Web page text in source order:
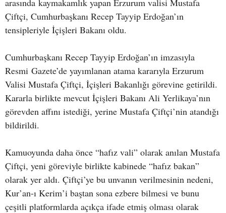
arasında kaymakamlık yapan Erzurum valisi Mustafa
Çiftçi, Cumhurbaşkanı Recep Tayyip Erdoğan’ın
tensipleriyle İçişleri Bakanı oldu.
Cumhurbaşkanı Recep Tayyip Erdoğan’ın imzasıyla
Resmi Gazete’de yayımlanan atama kararıyla Erzurum
Valisi Mustafa Çiftçi, İçişleri Bakanlığı görevine getirildi.
Kararla birlikte mevcut İçişleri Bakanı Ali Yerlikaya’nın
görevden affını istediği, yerine Mustafa Çiftçi’nin atandığı
bildirildi.
Kamuoyunda daha önce “hafız vali” olarak anılan Mustafa
Çiftçi, yeni göreviyle birlikte kabinede “hafız bakan”
olarak yer aldı. Çiftçi’ye bu unvanın verilmesinin nedeni,
Kur’an-ı Kerim’i baştan sona ezbere bilmesi ve bunu
çeşitli platformlarda açıkça ifade etmiş olması olarak